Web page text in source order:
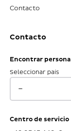
Contacto
Contacto
Encontrar
Seleccionar país
Centro de servicio